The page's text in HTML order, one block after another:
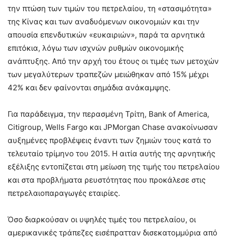
την πτώση των τιμών του πετρελαίου, τη «στασιμότητα»
της Κίνας και των αναδυόμενων οικονομιών και την
απουσία επενδυτικών «ευκαιριών», παρά τα αρνητικά
επιτόκια, λόγω των ισχνών ρυθμών οικονομικής
ανάπτυξης. Από την αρχή του έτους οι τιμές των μετοχών
των μεγαλύτερων τραπεζών μειώθηκαν από 15% μέχρι
42% και δεν φαίνονται σημάδια ανάκαμψης.
Για παράδειγμα, την περασμένη Τρίτη, Bank of America,
Citigroup, Wells Fargo και JPMorgan Chase ανακοίνωσαν
αυξημένες προβλέψεις έναντι των ζημιών τους κατά το
τελευταίο τρίμηνο του 2015. Η αιτία αυτής της αρνητικής
εξέλιξης εντοπίζεται στη μείωση της τιμής του πετρελαίου
και στα προβλήματα ρευστότητας που προκάλεσε στις
πετρελαιοπαραγωγές εταιρίες.
Όσο διαρκούσαν οι υψηλές τιμές του πετρελαίου, οι
αμερικανικές τράπεζες εισέπρατταν δισεκατομμύρια από